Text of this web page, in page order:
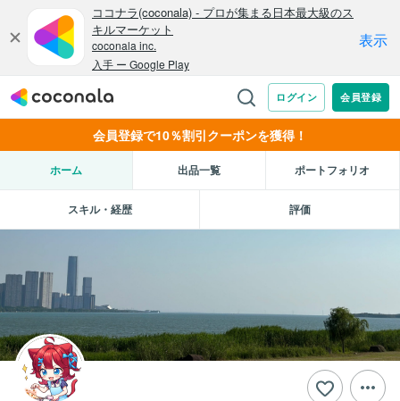
会員登録で10％割引クーポンを獲得！
ホーム 出品一覧 ポートフォリオ
スキル・経歴 評価